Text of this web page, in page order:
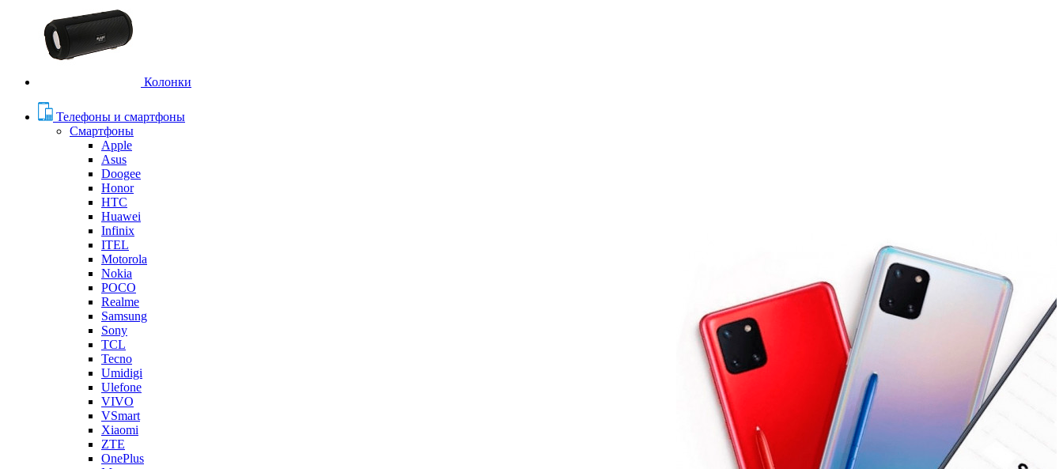
Колонки
Телефоны и смартфоны
Смартфоны
Apple
Asus
Doogee
Honor
HTC
Huawei
Infinix
ITEL
Motorola
Nokia
POCO
Realme
Samsung
Sony
TCL
Tecno
Umidigi
Ulefone
VIVO
VSmart
Xiaomi
ZTE
OnePlus